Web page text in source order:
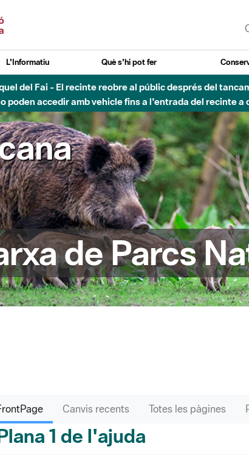
L'Informatiu Què s'hi pot fer
del Fai - El recinte reobre al públic després del
accedir amb vehicle fins a l'entrada del recinte
de Parcs
Canvis recents Totes les pàgines
1 de l'ajuda